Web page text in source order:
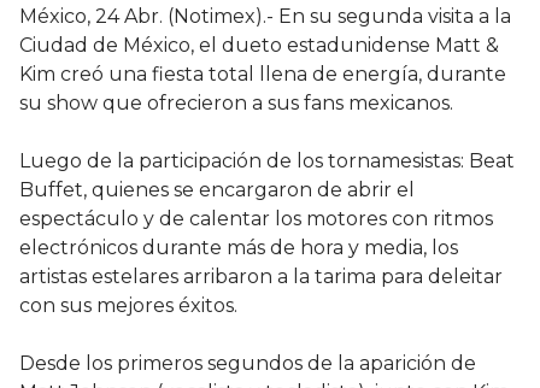
México, 24 Abr. (Notimex).- En su segunda visita a la
Ciudad de México, el dueto estadunidense Matt &
Kim creó una fiesta total llena de energía, durante
su show que ofrecieron a sus fans mexicanos.
Luego de la participación de los tornamesistas: Beat
Buffet, quienes se encargaron de abrir el
espectáculo y de calentar los motores con ritmos
electrónicos durante más de hora y media, los
artistas estelares arribaron a la tarima para deleitar
con sus mejores éxitos.
Desde los primeros segundos de la aparición de